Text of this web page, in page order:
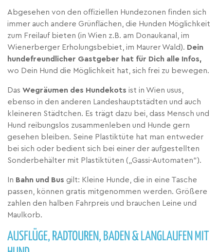
Abgesehen von den offiziellen Hundezonen finden sich
immer auch andere Grünflächen, die Hunden Möglichkeit
zum Freilauf bieten (in Wien z.B. am Donaukanal, im
Wienerberger Erholungsbebiet, im Maurer Wald). Dein
hundefreundlicher Gastgeber hat für Dich alle Infos,
wo Dein Hund die Möglichkeit hat, sich frei zu bewegen.
Das Wegräumen des Hundekots ist in Wien usus,
ebenso in den anderen Landeshauptstädten und auch
kleineren Städtchen. Es trägt dazu bei, dass Mensch und
Hund reibungslos zusammenleben und Hunde gern
gesehen bleiben. Seine Plastiktüte hat man entweder
bei sich oder bedient sich bei einer der aufgestellten
Sonderbehälter mit Plastiktüten („Gassi-Automaten“).
In Bahn und Bus gilt: Kleine Hunde, die in eine Tasche
passen, können gratis mitgenommen werden. Größere
zahlen den halben Fahrpreis und brauchen Leine und
Maulkorb.
AUSFLÜGE, RADTOUREN, BADEN & LANGLAUFEN MIT